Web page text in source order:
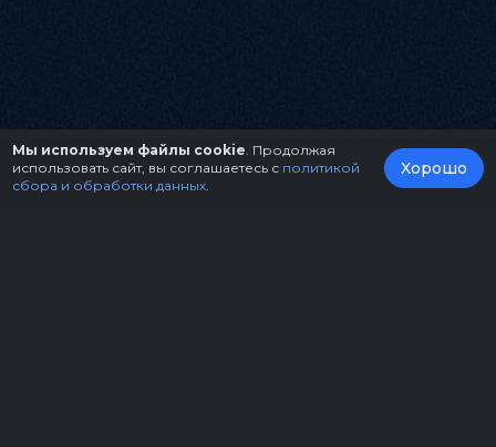
Мы используем файлы cookie . Продолжая
использовать сайт, вы соглашаетесь с политикой
сбора и обработки данных
Хорошо